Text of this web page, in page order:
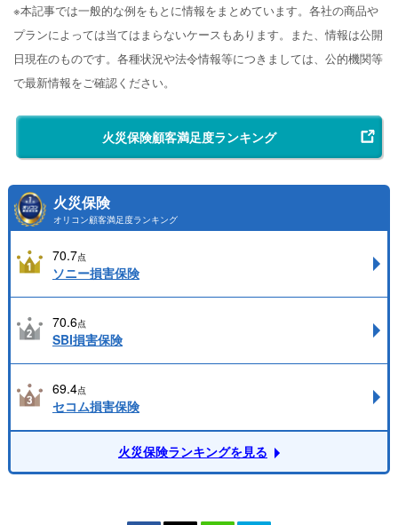
※本記事では一般的な例をもとに情報をまとめています。各社の商品や
プランによっては当てはまらないケースもあります。また、情報は公開
日現在のものです。各種状況や法令情報等につきましては、公的機関等
で最新情報をご確認ください。
火災保険顧客満足度ランキング
火災保険
オリコン顧客満足度ランキング
70.7点
ソニー損害保険
70.6点
SBI損害保険
69.4点
セコム損害保険
火災保険ランキングを見る